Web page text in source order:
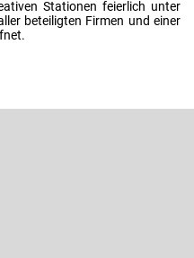
Stationen feierlich unter
beteiligten Firmen und einer